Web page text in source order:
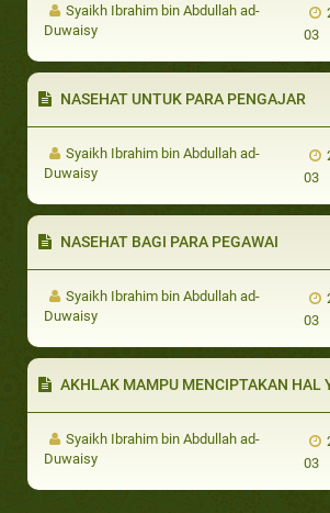
Syaikh Ibrahim bin Abdullah ad-
Duwaisy
03
NASEHAT UNTUK PARA PENGAJAR
Syaikh Ibrahim bin Abdullah ad-
Duwaisy
03
NASEHAT BAGI PARA PEGAWAI
Syaikh Ibrahim bin Abdullah ad-
Duwaisy
03
AKHLAK MAMPU MENCIPTAKAN HAL
Syaikh Ibrahim bin Abdullah ad-
Duwaisy
03